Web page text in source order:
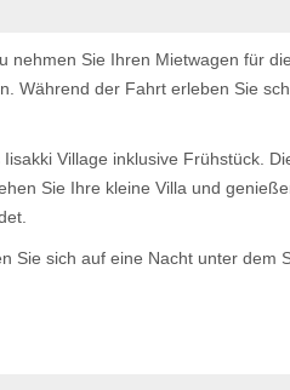
Sie Ihren Mietwagen für
Während der Fahrt erleben Sie
Village inklusive Frühstück.
Sie Ihre kleine Villa und
Sie sich auf eine Nacht unter dem